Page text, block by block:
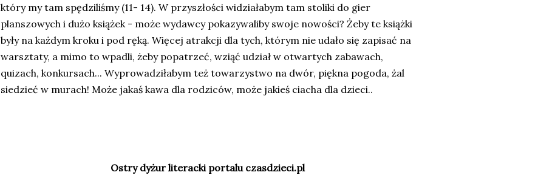
który my tam spędziliśmy (11- 14). W przyszłości widziałabym tam stoliki do gier
planszowych i dużo książek - może wydawcy pokazywaliby swoje nowości? Żeby te książki
były na każdym kroku i pod ręką. Więcej atrakcji dla tych, którym nie udało się zapisać na
warsztaty, a mimo to wpadli, żeby popatrzeć, wziąć udział w otwartych zabawach,
quizach, konkursach... Wyprowadziłabym też towarzystwo na dwór, piękna pogoda, żal
siedzieć w murach! Może jakaś kawa dla rodziców, może jakieś ciacha dla dzieci..
Ostry dyżur literacki portalu czasdzieci.pl